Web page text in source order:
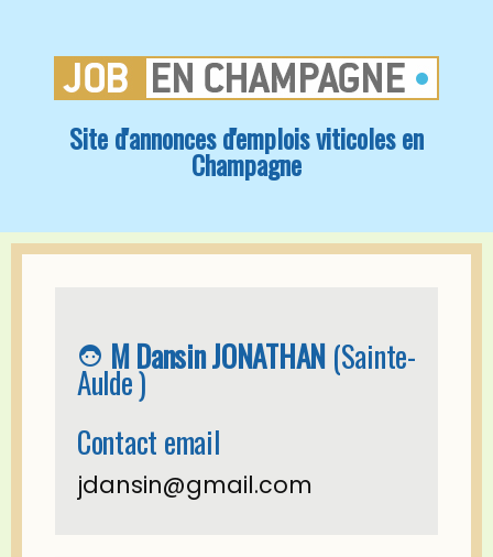
Site d'annonces d'emplois viticoles en
Champagne
face_6 M Dansin JONATHAN (Sainte-
Aulde )
Contact email
jdansin@gmail.com